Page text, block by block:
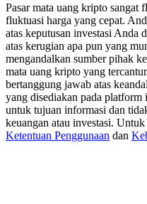
Share 500000
Exclusive for BitMart
Register & Trade to
Pasar mata uang kripto sangat
fluktuasi harga yang cepat.
atas keputusan investasi Anda
atas kerugian apa pun yang
mengandalkan sumber pihak
mata uang kripto yang
bertanggung jawab atas
yang disediakan pada
untuk tujuan informasi dan
keuangan atau investasi.
Ketentuan Penggunaan dan